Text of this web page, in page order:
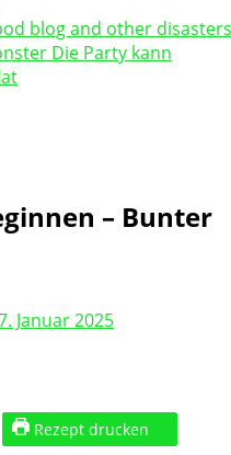
Die Party kann
– Bunter
Januar 2025
Rezept drucken